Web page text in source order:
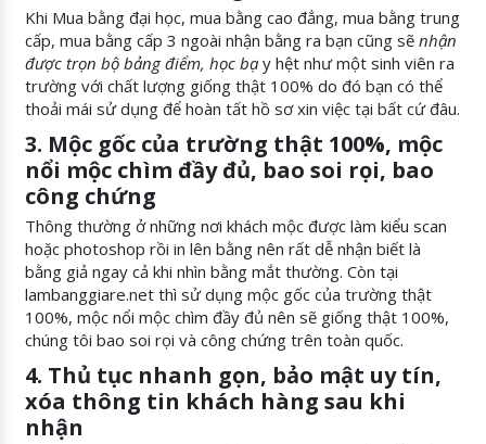
Khi Mua bằng đại học, mua bằng cao đẳng, mua bằng trung
cấp, mua bằng cấp 3 ngoài nhận bằng ra bạn cũng sẽ nhận
được trọn bộ bảng điểm, học bạ y hệt như một sinh viên ra
trường với chất lượng giống thật 100% do đó bạn có thể
thoải mái sử dụng để hoàn tất hồ sơ xin việc tại bất cứ đâu.
3. Mộc gốc của trường thật 100%, mộc
nổi mộc chìm đầy đủ, bao soi rọi, bao
công chứng
Thông thường ở những nơi khách mộc được làm kiểu scan
hoặc photoshop rồi in lên bằng nên rất dễ nhận biết là
bằng giả ngay cả khi nhìn bằng mắt thường. Còn tại
lambanggiare.net thì sử dụng mộc gốc của trường thật
100%, mộc nổi mộc chìm đầy đủ nên sẽ giống thật 100%,
chúng tôi bao soi rọi và công chứng trên toàn quốc.
4. Thủ tục nhanh gọn, bảo mật uy tín,
xóa thông tin khách hàng sau khi
nhận